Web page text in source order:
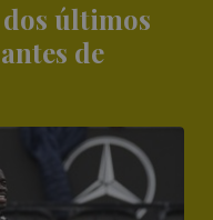
últimos
de